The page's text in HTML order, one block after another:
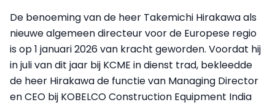
De benoeming van de heer Takemichi Hirakawa als
nieuwe algemeen directeur voor de Europese regio
is op 1 januari 2026 van kracht geworden. Voordat hij
in juli van dit jaar bij KCME in dienst trad, bekleedde
de heer Hirakawa de functie van Managing Director
en CEO bij KOBELCO Construction Equipment India